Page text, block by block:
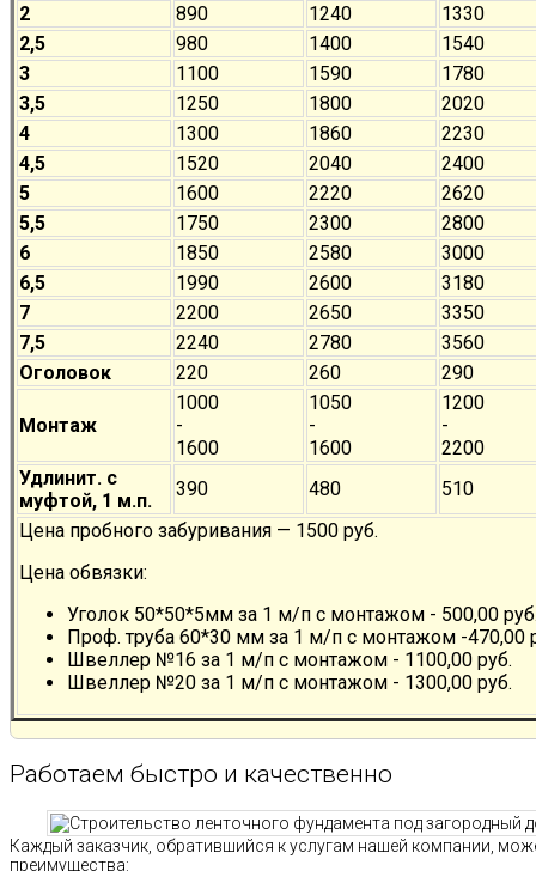
2
890 1240
1330
2,5
980 1400
1540
3
1100 1590
1780
3,5
1250 1800
2020
4
1300 1860
2230
4,5
1520 2040
2400
5
1600 2220
2620
5,5
1750 2300
2800
6
1850 2580
3000
6,5
1990 2600
3180
7
2200 2650
3350
7,5
2240 2780
3560
Оголовок
220 260 290
Монтаж
1000
-
1600
1050
-
1600
1200
-
2200
Удлинит. с
муфтой, 1 м.п.
390 480
510
Цена пробного забуривания — 1500 руб.
Цена обвязки:
Уголок 50*50*5мм за 1 м/п с монтажом - 500,00
Проф. труба 60*30 мм за 1 м/п с монтажом -470,00
Швеллер №16 за 1 м/п с монтажом - 1100,00 руб.
Швеллер №20 за 1 м/п с монтажом - 1300,00 руб.
Работаем быстро и качественно
Каждый заказчик, обратившийся к услугам нашей компании,
преимущества: